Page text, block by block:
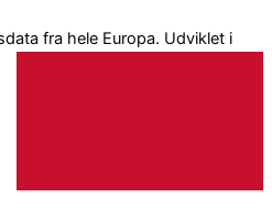
fra hele Europa. Udviklet i